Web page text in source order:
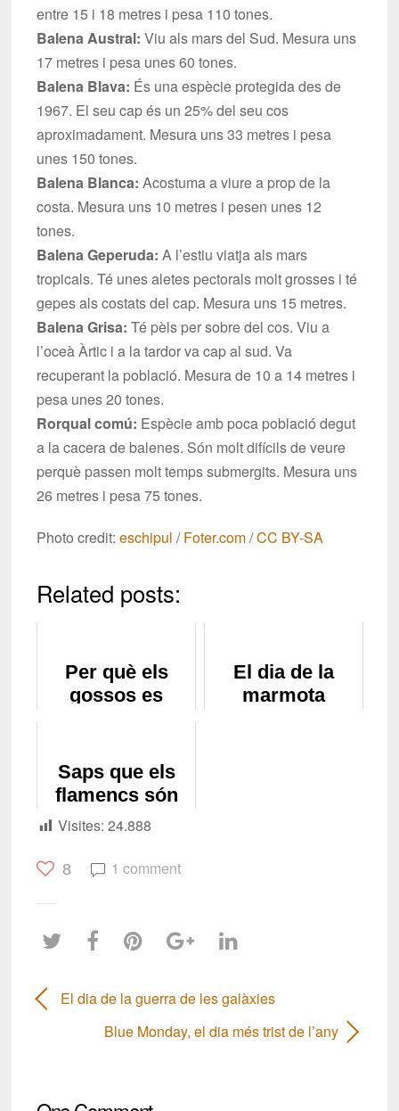
entre 15 i 18 metres i pesa 110 tones.
Balena Austral: Viu als mars del Sud. Mesura uns
17 metres i pesa unes 60 tones.
Balena Blava: És una espècie protegida des de
1967. El seu cap és un 25% del seu cos
aproximadament. Mesura uns 33 metres i pesa
unes 150 tones.
Balena Blanca: Acostuma a viure a prop de la
costa. Mesura uns 10 metres i pesen unes 12
tones.
Balena Geperuda: A l’estiu viatja als mars
tropicals. Té unes aletes pectorals molt grosses i té
gepes als costats del cap. Mesura uns 15 metres.
Balena Grisa: Té pèls per sobre del cos. Viu a
l’oceà Àrtic i a la tardor va cap al sud. Va
recuperant la població. Mesura de 10 a 14 metres i
pesa unes 20 tones.
Rorqual comú: Espècie amb poca població degut
a la cacera de balenes. Són molt difícils de veure
perquè passen molt temps submergits. Mesura uns
26 metres i pesa 75 tones.
Photo credit:eschipul /Foter.com/CC BY-SA
Related posts:
Per què els
gossos es
El dia de la
marmota
Saps que els
flamencs són
roses perquè
gambes?
Visites: 24.888
8 1 comment
El dia de la guerra de les galàxies
Blue Monday, el dia més trist de l’any